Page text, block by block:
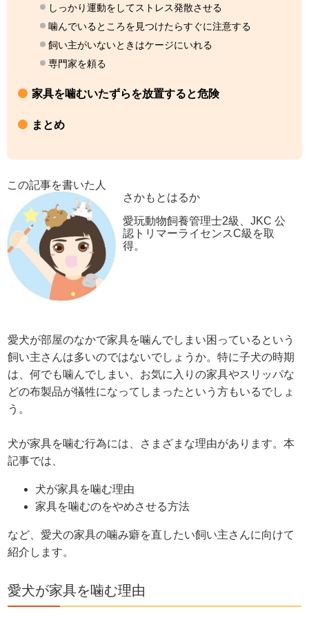
しっかり運動をしてストレス発散させる
噛んでいるところを見つけたらすぐに注意する
飼い主がいないときはケージにいれる
専門家を頼る
家具を噛むいたずらを放置すると危険
まとめ
この記事を書いた人
さかもとはるか
愛玩動物飼養管理士2級、JKC 公
認トリマーライセンスC級を取
得。
愛犬が部屋のなかで家具を噛んでしまい困っているという
飼い主さんは多いのではないでしょうか。特に子犬の時期
は、何でも噛んでしまい、お気に入りの家具やスリッパな
どの布製品が犠牲になってしまったという方もいるでしょ
う。
犬が家具を噛む行為には、さまざまな理由があります。本
記事では、
犬が家具を噛む理由
家具を噛むのをやめさせる方法
など、愛犬の家具の噛み癖を直したい飼い主さんに向けて
紹介します。
愛犬が家具を噛む理由